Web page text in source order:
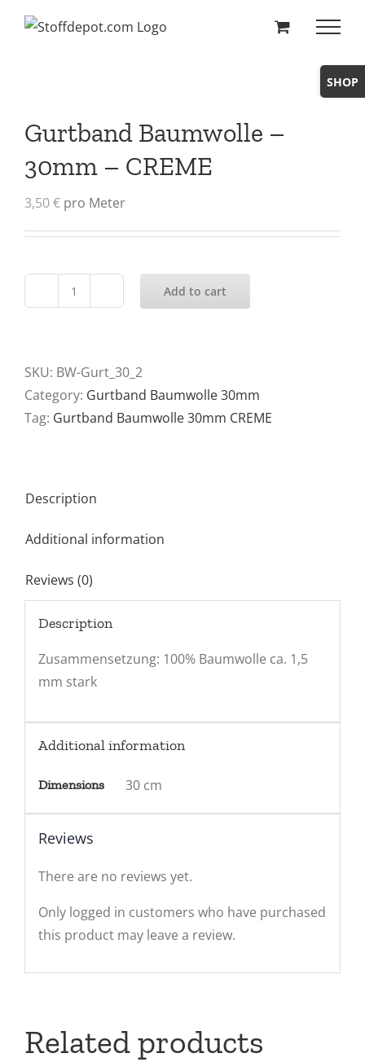
Gurtband Baumwolle –
30mm – CREME
3,50€ pro Meter
Gurtband
30mm
-
CREME
Add to cart
SKU: BW-Gurt_30_2
Category: Gurtband Baumwolle 30mm
Tag: Gurtband Baumwolle 30mm CREME
Description
Additional information
Reviews (0)
Description
Zusammensetzung: 100% Baumwolle ca. 1,5
mm stark
Additional information
Dimensions 30 cm
Reviews
There are no reviews yet.
Only logged in customers who have purchased
this product may leave a review.
Related products
Toggle
Sliding